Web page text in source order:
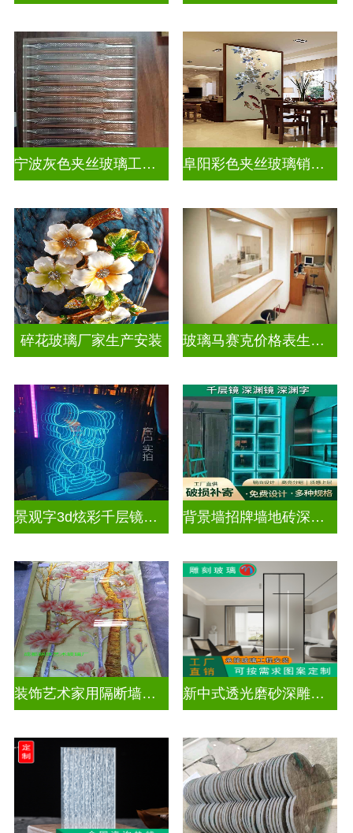
宁波灰色夹丝玻璃工厂招聘 阜阳彩色夹丝玻璃销售电话
碎花玻璃厂家生产安装 玻璃马赛克价格表生产电话
景观字3d炫彩千层镜深渊镜 背景墙招牌墙地砖深渊镜千层镜
装饰艺术家用隔断墙深雕玻璃 新中式透光磨砂深雕玻璃